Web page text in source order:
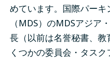
めています。国際パー
（MDS）のMDSアジア
長（以前は名誉秘書、
くつかの委員会・タス